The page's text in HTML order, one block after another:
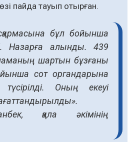
пайда тауып отырған.
бұл бойынша
Назарға алынды. 439
шартын бұзғаны
сот органдарына
түсірілді. Оның екеуі
қала әкімінің